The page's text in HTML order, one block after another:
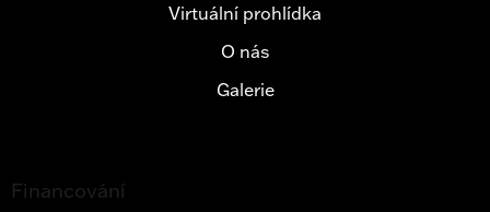
Virtuální prohlídka
O nás
Galerie
Financování